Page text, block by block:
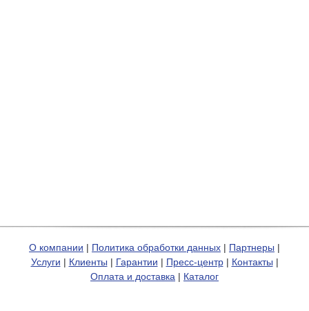
О компании | Политика обработки данных | Партнеры |
Услуги | Клиенты | Гарантии | Пресс-центр| Контакты |
Оплата и доставка | Каталог